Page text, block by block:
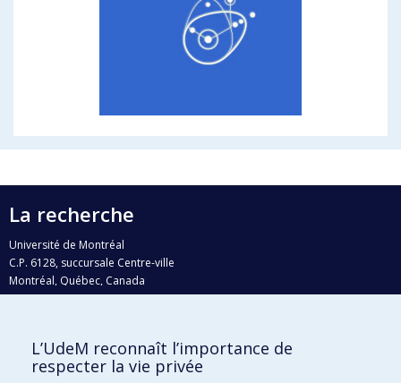
La recherche
Université de Montréal
C.P. 6128, succursale Centre-ville
Montréal, Québec, Canada
H3C 3J7
Qui fait quoi?
L’UdeM reconnaît l’importance de
respecter la vie privée